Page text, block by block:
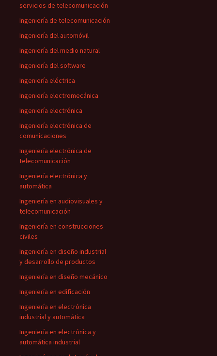
servicios de telecomunicación
Ingeniería de telecomunicación
Ingeniería del automóvil
Ingeniería del medio natural
Ingeniería del software
Ingeniería eléctrica
Ingeniería electromecánica
Ingeniería electrónica
Ingeniería electrónica de
comunicaciones
Ingeniería electrónica de
telecomunicación
Ingeniería electrónica y
automática
Ingeniería en audiovisuales y
telecomunicación
Ingeniería en construcciones
civiles
Ingeniería en diseño industrial
y desarrollo de productos
Ingeniería en diseño mecánico
Ingeniería en edificación
Ingeniería en electrónica
industrial y automática
Ingeniería en electrónica y
automática industrial